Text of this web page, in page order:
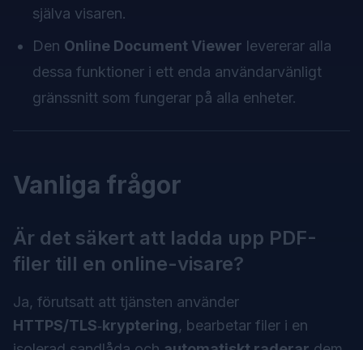
själva visaren.
Den Online Document Viewer levererar alla
dessa funktioner i ett enda användarvänligt
gränssnitt som fungerar på alla enheter.
Vanliga frågor
Är det säkert att ladda upp PDF-
filer till en online-visare?
Ja, förutsatt att tjänsten använder
HTTPS/TLS‑kryptering, bearbetar filer i en